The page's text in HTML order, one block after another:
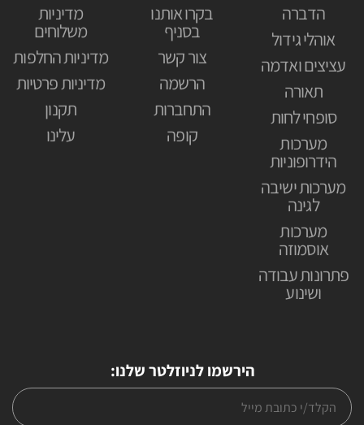
הדברה
אוהלי גידול
עציצים ואדמה
תאורה
סופחי לחות
מערכות
הידרופוניות
מערכות ישיבה
לגינה
מערכות
אוסמוזה
פתרונות עבודה
ושינוע
בקרו אותנו
בסניף
צור קשר
הרשמה
התחברות
קופה
מדיניות
משלוחים
מדיניות החלפות
מדיניות פרטיות
תקנון
עלינו
הירשמו לניוזלטר שלנו: